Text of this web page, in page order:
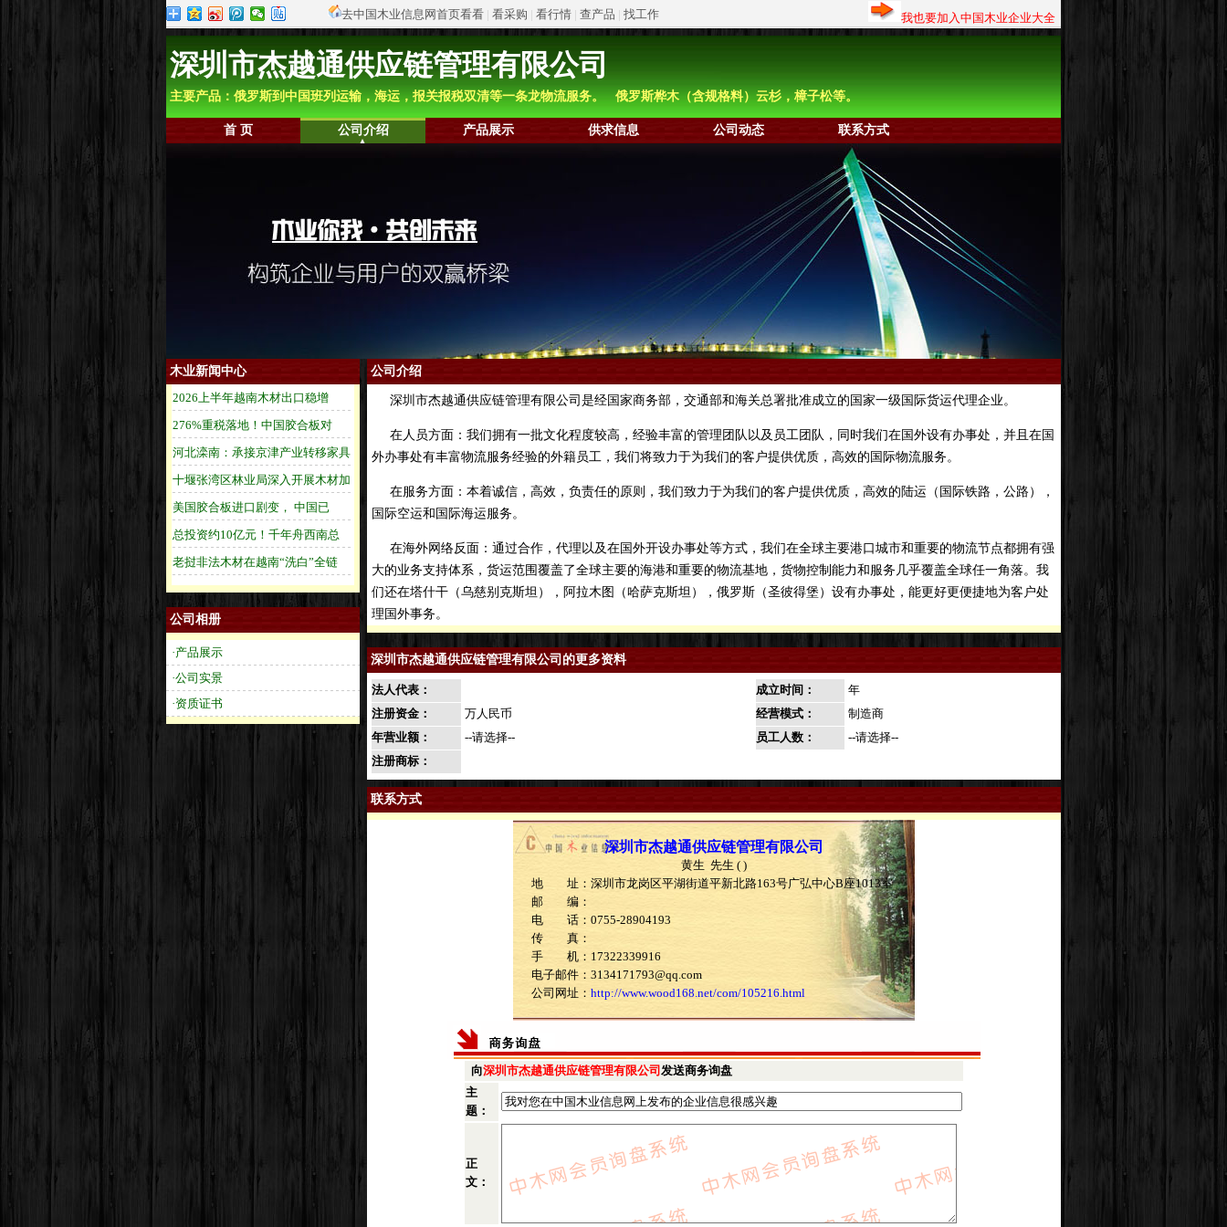
去中国木业信息网首页看看 | 看采购 | 看行情 | 查产品 | 找工作 我也要加入中国木业企业大全
深圳市杰越通供应链管理有限公司
主要产品：俄罗斯到中国班列运输，海运，报关报税双清等一条龙物流服务。 俄罗斯桦木（含规格料）云杉，樟子松等。
首 页 公司介绍 产品展示 供求信息 公司动态 联系方式
木业新闻中心
公司相册
·产品展示
·公司实景
·资质证书
公司介绍
深圳市杰越通供应链管理有限公司是经国家商务部，交通部和海关总署批准成立的国家一级国际货运代理企业。
在人员方面：我们拥有一批文化程度较高，经验丰富的管理团队以及员工团队，同时我们在国外设有办事处，并且在国
外办事处有丰富物流服务经验的外籍员工，我们将致力于为我们的客户提供优质，高效的国际物流服务。
在服务方面：本着诚信，高效，负责任的原则，我们致力于为我们的客户提供优质，高效的陆运（国际铁路，公路），
国际空运和国际海运服务。
在海外网络反面：通过合作，代理以及在国外开设办事处等方式，我们在全球主要港口城市和重要的物流节点都拥有强
大的业务支持体系，货运范围覆盖了全球主要的海港和重要的物流基地，货物控制能力和服务几乎覆盖全球任一角落。我
们还在塔什干（乌慈别克斯坦），阿拉木图（哈萨克斯坦），俄罗斯（圣彼得堡）设有办事处，能更好更便捷地为客户处
理国外事务。
深圳市杰越通供应链管理有限公司的更多资料
法人代表： 成立时间：
年
注册资金：
万人民币 经营模式：
制造商
年营业额：
--请选择-- 员工人数：
--请选择--
注册商标：
联系方式
深圳市杰越通供应链管理有限公司
黄生 先生 ( )
地 址：深圳市龙岗区平湖街道平新北路163号广弘中心B座1013室
邮 编：
电 话：0755-28904193
传 真：
手 机：17322339916
电子邮件：3134171793@qq.com
公司网址： http://www.wood168.net/com/105216.html
向深圳市杰越通供应链管理有限公司 发送商务询盘
主
题：
正
文：